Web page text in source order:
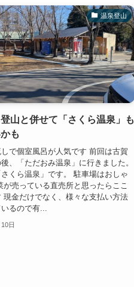
温泉登山
山と併せて「さくら温泉」も
も
で個室風呂が人気です 前回は古賀
、「ただおみ温泉」に行きました。
くら温泉」です。 駐車場はおしゃ
が売っている直売所と思ったらここ
現金だけでなく、様々な支払い方法
るので有...
日